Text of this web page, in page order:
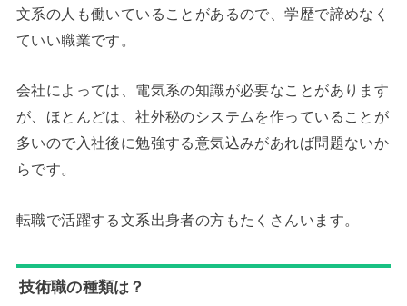
文系の人も働いていることがあるので、学歴で諦めなく
ていい職業です。
会社によっては、電気系の知識が必要なことがあります
が、ほとんどは、社外秘のシステムを作っていることが
多いので入社後に勉強する意気込みがあれば問題ないか
らです。
転職で活躍する文系出身者の方もたくさんいます。
技術職の種類は？